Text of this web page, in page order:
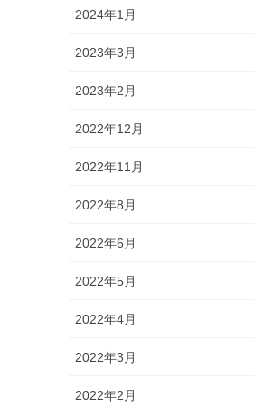
2024年1月
2023年3月
2023年2月
2022年12月
2022年11月
2022年8月
2022年6月
2022年5月
2022年4月
2022年3月
2022年2月